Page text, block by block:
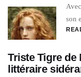
son
Triste Tigre de
littéraire